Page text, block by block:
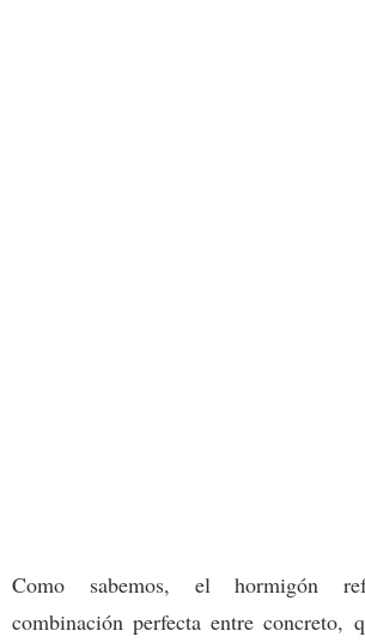
Como sabemos, el hormigón
combinación perfecta entre concreto,